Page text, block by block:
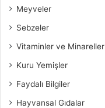
Meyveler
Sebzeler
Vitaminler ve Minareller
Kuru Yemişler
Faydalı Bilgiler
Hayvansal Gıdalar